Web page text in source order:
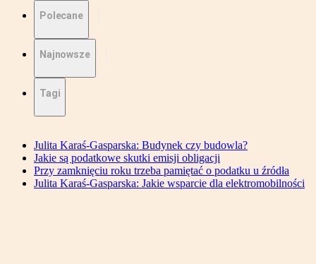
Polecane
Najnowsze
Tagi
Julita Karaś-Gasparska: Budynek czy budowla?
Jakie są podatkowe skutki emisji obligacji
Przy zamknięciu roku trzeba pamiętać o podatku u źródła
Julita Karaś-Gasparska: Jakie wsparcie dla elektromobilności